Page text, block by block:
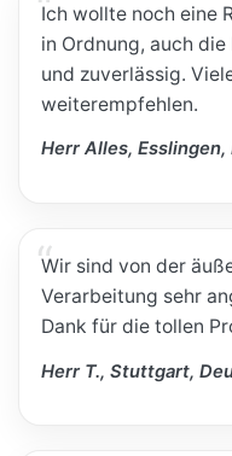
Ich wollte noch eine
in Ordnung, auch
und zuverlässig.
weiterempfehlen.
Herr Alles,
Wir sind von der
Verarbeitung sehr
Dank für die tollen
Herr T., Stuttgart,